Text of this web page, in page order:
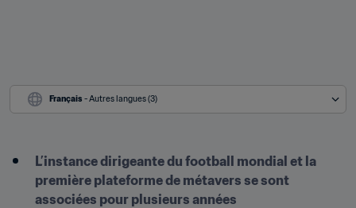
Français - Autres langues (3)
L’instance dirigeante du football mondial et la
première plateforme de métavers se sont
associées pour plusieurs années